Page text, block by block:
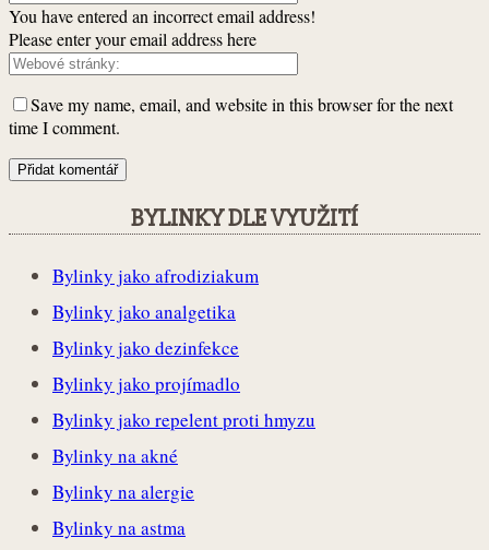
You have entered an incorrect email address!
Please enter your email address here
Save my name, email, and website in this browser for the next
time I comment.
BYLINKY DLE VYUŽITÍ
Bylinky jako afrodiziakum
Bylinky jako analgetika
Bylinky jako dezinfekce
Bylinky jako projímadlo
Bylinky jako repelent proti hmyzu
Bylinky na akné
Bylinky na alergie
Bylinky na astma